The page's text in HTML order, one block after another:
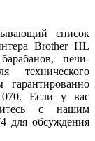
список
Brother HL
печи-
гарантированно
Если у вас
с нашим
для обсуждения